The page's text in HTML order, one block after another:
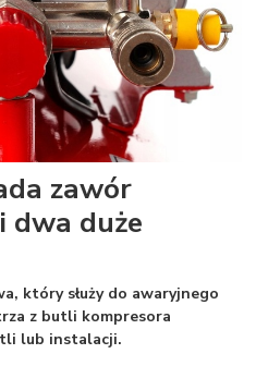
zawór
dwa duże
który służy do awaryjnego
z butli kompresora
lub instalacji.